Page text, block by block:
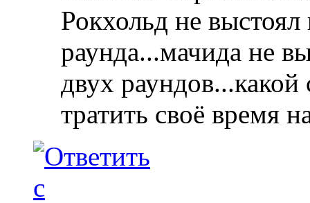
Рокхольд не
раунда...мачида не
двух
тратить своё время